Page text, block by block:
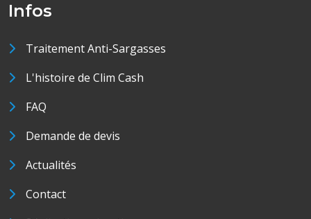
Infos
Traitement Anti-Sargasses
L'histoire de Clim Cash
FAQ
Demande de devis
Actualités
Contact